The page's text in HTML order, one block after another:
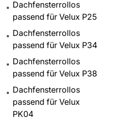
Dachfensterrollos
passend für Velux P25
Dachfensterrollos
passend für Velux P34
Dachfensterrollos
passend für Velux P38
Dachfensterrollos
passend für Velux
PK04